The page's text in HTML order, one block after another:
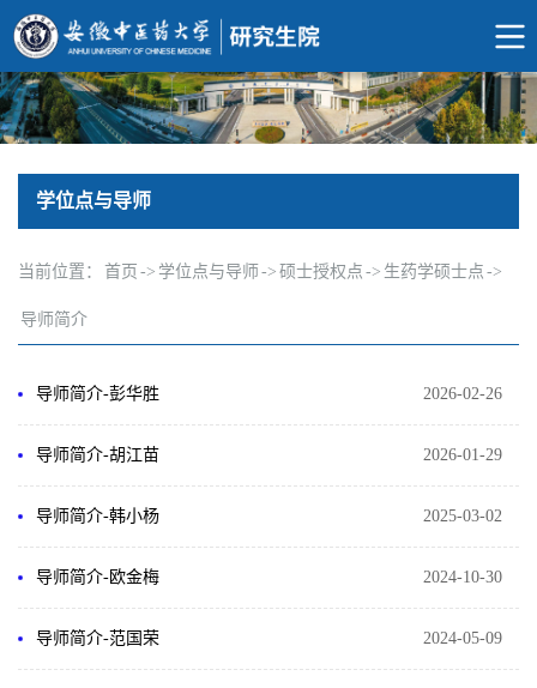
学位点与导师
当前位置： 首页 -> 学位点与导师-> 硕士授权点 -> 生药学硕士点 ->
导师简介
2026-02-26
导师简介-彭华胜
2026-01-29
导师简介-胡江苗
2025-03-02
导师简介-韩小杨
2024-10-30
导师简介-欧金梅
2024-05-09
导师简介-范国荣